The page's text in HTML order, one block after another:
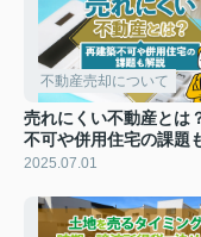
不動産売却について
売れにくい不動産とは
不可や併用住宅の課題
2025.07.01